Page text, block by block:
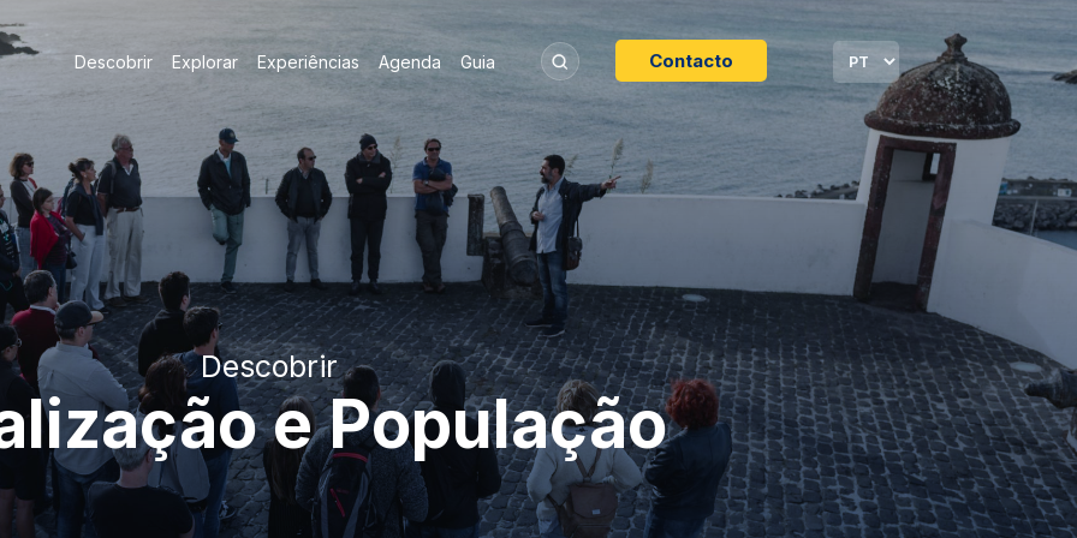
Descobrir Explorar Experiências Agenda Guia Contacto
Descobrir
e População